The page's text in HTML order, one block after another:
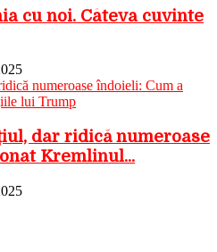
cu noi. Câteva cuvinte
dar ridică numeroase
Kremlinul...